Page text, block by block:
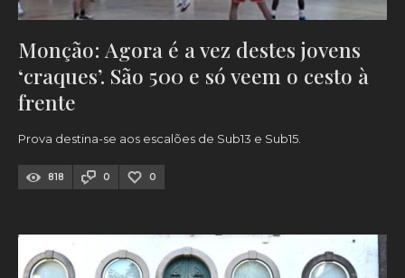
Monção: Agora é a vez destes jovens
‘craques’. São 500 e só veem o cesto à
frente
Prova destina-se aos escalões de Sub13 e Sub15.
818 0 0